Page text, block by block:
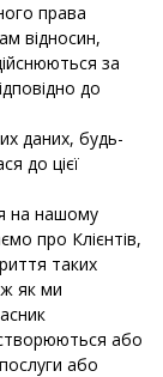
права
відносин,
за
до
даних, будь-
до цієї
на нашому
про Клієнтів,
таких
як ми
або
або